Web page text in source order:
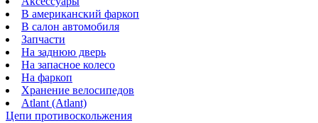
В американский фаркоп
В салон автомобиля
Запчасти
На заднюю дверь
На запасное колесо
На фаркоп
Хранение велосипедов
Atlant (Atlant)
Цепи противоскольжения